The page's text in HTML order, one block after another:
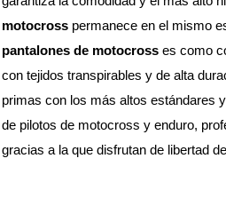
motocross
pantalones de motocross es como
con tejidos transpirables y de alta
primas con los más altos estándares
de pilotos de motocross y enduro,
gracias a la que disfrutan de libertad